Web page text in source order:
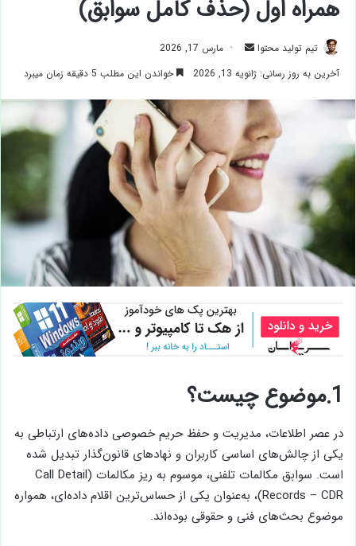
همراه اول (حذف کامل سوابق)
تیم تولید محتوا
ارسال
ایمیل
مارس 17, 2026
آخرین به روز رسانی: ژانویه 13, 2026
خواندن این مطلب 5 دقیقه زمان میبرد
1.موضوع چیست؟
در عصر اطلاعات، مدیریت و حفظ حریم خصوصی داده‌های ارتباطی به
یکی از چالش‌های اساسی کاربران و نهادهای قانون‌گذار تبدیل شده
است. سوابق مکالمات تلفنی، موسوم به ریز مکالمات (Call Detail
Records – CDR)، به‌عنوان یکی از حساس‌ترین اقلام داده‌ای، همواره
موضوع بحث‌های فنی و حقوقی بوده‌اند.